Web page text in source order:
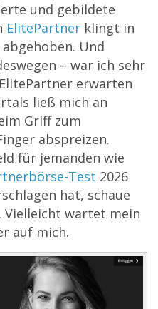
und gebildete
ElitePartner klingt in
Und
– war ich sehr
erwarten
ließ mich an
Griff zum
abspreizen.
für jemanden wie
Test 2026
hat, schaue
Vielleicht wartet mein
auf mich.